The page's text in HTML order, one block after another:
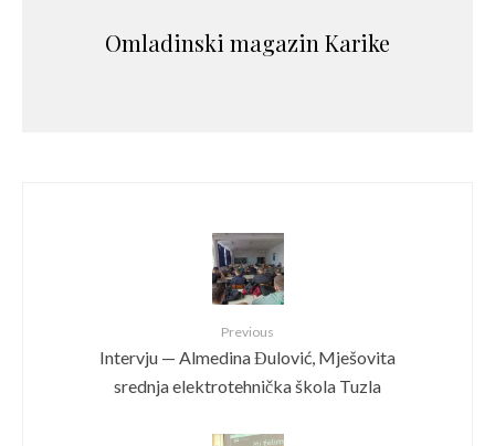
Omladinski magazin Karike
Previous
Intervju — Almedina Đulović, Mješovita
srednja elektrotehnička škola Tuzla